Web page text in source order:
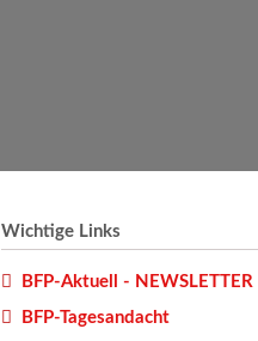
Wichtige Links
BFP-Aktuell - NEWSLETTER
BFP-Tagesandacht